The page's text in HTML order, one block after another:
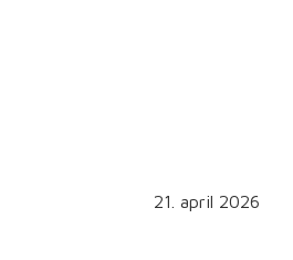
21. april 2026